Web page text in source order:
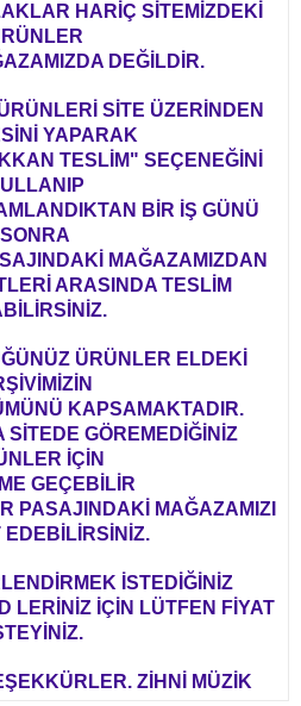
HARİÇ SİTEMİZDEKİ
DEĞİLDİR.
SİTE ÜZERİNDEN
YAPARAK
TESLİM" SEÇENEĞİNİ
BİR İŞ GÜNÜ
SONRA
MAĞAZAMIZDAN
ARASINDA TESLİM
ÜRÜNLER ELDEKİ
KAPSAMAKTADIR.
SİTEDE GÖREMEDİĞİNİZ
İÇİN
GEÇEBİLİR
PASAJINDAKİ MAĞAZAMIZI
EDEBİLİRSİNİZ.
İSTEDİĞİNİZ
LERİNİZ İÇİN LÜTFEN FİYAT
ZİHNİ MÜZİK